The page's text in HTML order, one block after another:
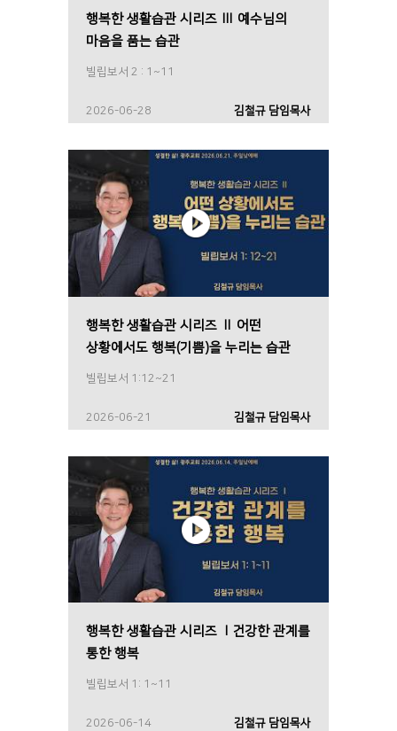
행복한 생활습관 시리즈 Ⅲ 예수님의
마음을 품는 습관
빌립보서 2 : 1~11
2026-06-28 김철규 담임목사
행복한 생활습관 시리즈 Ⅱ 어떤
상황에서도 행복(기쁨)을 누리는 습관
빌립보서 1:12~21
2026-06-21 김철규 담임목사
행복한 생활습관 시리즈 Ⅰ건강한 관계를
통한 행복
빌립보서 1: 1~11
2026-06-14 김철규 담임목사